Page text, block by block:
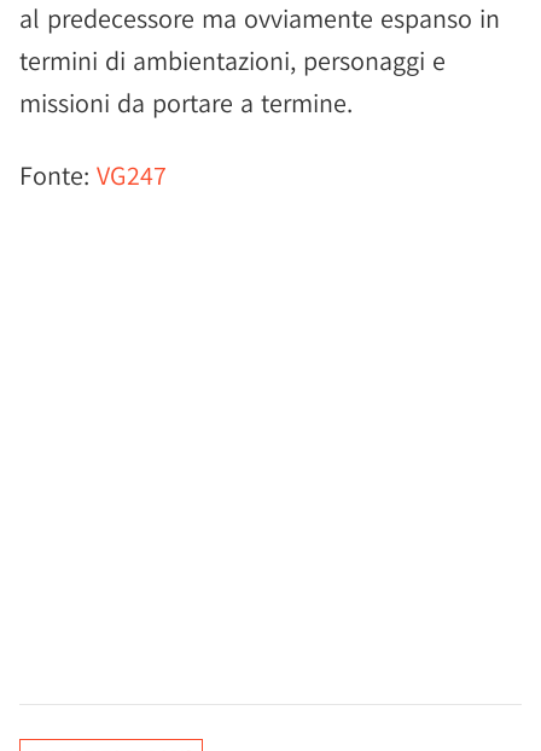
al predecessore ma ovviamente espanso in
termini di ambientazioni, personaggi e
missioni da portare a termine.
Fonte: VG247